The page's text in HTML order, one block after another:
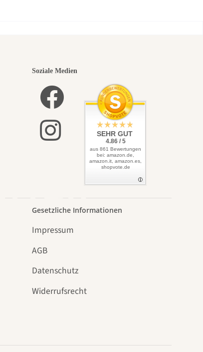
Soziale Medien
SEHR GUT
4.86 / 5
aus 861 Bewertungen
bei: amazon.de,
amazon.it, amazon.es,
shopvote.de
Gesetzliche Informationen
Impressum
AGB
Datenschutz
Widerrufsrecht